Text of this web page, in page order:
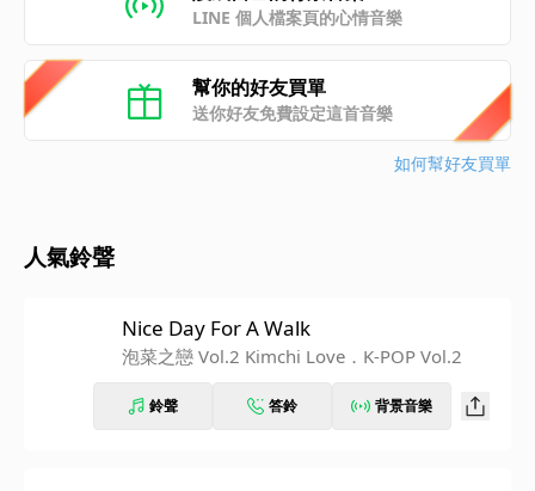
LINE 個人檔案頁的心情音樂
幫你的好友買單
送你好友免費設定這首音樂
如何幫好友買單
人氣鈴聲
Nice Day For A Walk
泡菜之戀 Vol.2 Kimchi Love．K-POP Vol.2
鈴聲 答鈴 背景音樂